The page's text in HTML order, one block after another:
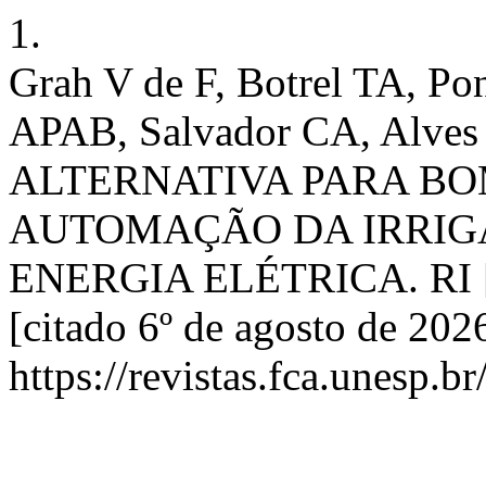
1.
Grah V de F, Botrel TA,
APAB, Salvador CA,
ALTERNATIVA PARA
AUTOMAÇÃO DA
ENERGIA ELÉTRICA. RI
[citado 6º de agosto de
https://